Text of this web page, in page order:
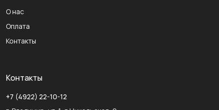
О нас
Оплата
Контакты
Контакты
+7 (4922) 22-10-12